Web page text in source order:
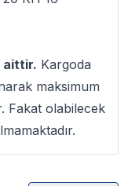
aittir. Kargoda
maksimum
Fakat olabilecek